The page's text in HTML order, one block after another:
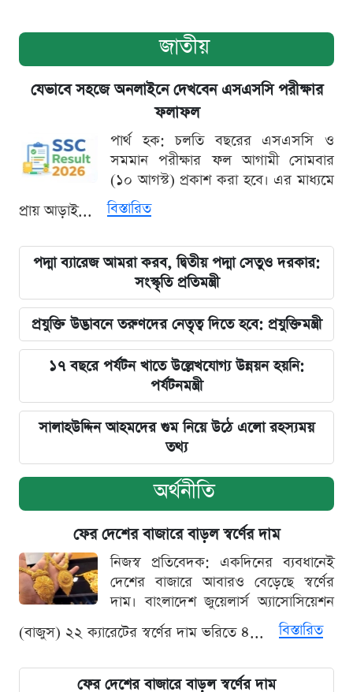
জাতীয়
যেভাবে সহজে অনলাইনে দেখবেন এসএসসি পরীক্ষার
ফলাফল
পার্থ হক: চলতি বছরের এসএসসি ও
সমমান পরীক্ষার ফল আগামী সোমবার
(১০ আগস্ট) প্রকাশ করা হবে। এর মাধ্যমে
প্রায় আড়াই...
বিস্তারিত
পদ্মা ব্যারেজ আমরা করব, দ্বিতীয় পদ্মা সেতুও দরকার:
সংস্কৃতি প্রতিমন্ত্রী
প্রযুক্তি উদ্ভাবনে তরুণদের নেতৃত্ব দিতে হবে: প্রযুক্তিমন্ত্রী
১৭ বছরে পর্যটন খাতে উল্লেখযোগ্য উন্নয়ন হয়নি:
পর্যটনমন্ত্রী
সালাহউদ্দিন আহমদের গুম নিয়ে উঠে এলো রহস্যময়
তথ্য
অর্থনীতি
ফের দেশের বাজারে বাড়ল স্বর্ণের দাম
নিজস্ব প্রতিবেদক: একদিনের ব্যবধানেই
দেশের বাজারে আবারও বেড়েছে স্বর্ণের
দাম। বাংলাদেশ জুয়েলার্স অ্যাসোসিয়েশন
(বাজুস) ২২ ক্যারেটের স্বর্ণের দাম ভরিতে ৪...
বিস্তারিত
ফের দেশের বাজারে বাড়ল স্বর্ণের দাম